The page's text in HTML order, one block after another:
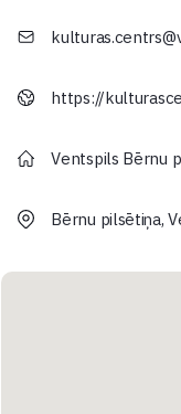
https://
Ventspils Bērnu
Bērnu pilsētiņa,